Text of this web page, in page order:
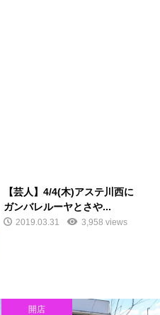
【芸人】4/4(木)アステ川西に
ガンバレルーヤとさや...
2019.03.31 3,958 views
開店